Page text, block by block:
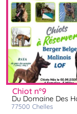
chiot n°9
Du Domaine Des
77500 chelles